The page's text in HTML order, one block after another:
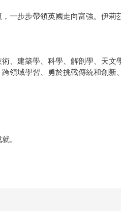
一步步帶領英國走向富強。伊莉
、建築學、科學、解剖學、天文
領域學習、勇於挑戰傳統和創新
。